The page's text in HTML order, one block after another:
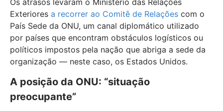
Exteriores a recorrer ao Comitê de Relações com o
País Sede da ONU, um canal diplomático utilizado
por países que encontram obstáculos logísticos ou
políticos impostos pela nação que abriga a sede da
organização — neste caso, os Estados Unidos.
A posição da ONU: “situação
preocupante”